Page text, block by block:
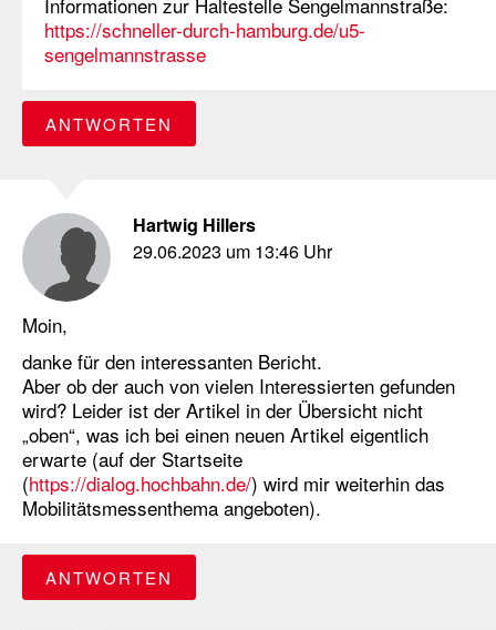
https://schneller-durch-hamburg.de/u5-
sengelmannstrasse
ANTWORTEN
Hartwig Hillers
29.06.2023 um 13:46 Uhr
Moin,
danke für den interessanten Bericht.
Aber ob der auch von vielen Interessierten gefunden
wird? Leider ist der Artikel in der Übersicht nicht
„oben“, was ich bei einen neuen Artikel eigentlich
erwarte (auf der Startseite
(https://dialog.hochbahn.de/) wird mir weiterhin das
Mobilitätsmessenthema angeboten).
ANTWORTEN